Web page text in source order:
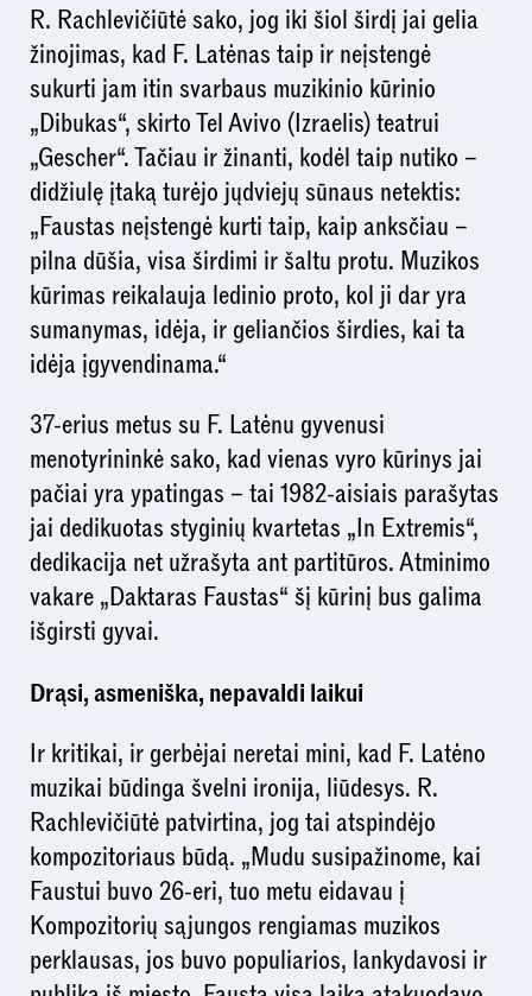
R. Rachlevičiūtė sako, jog iki šiol širdį jai gelia
žinojimas, kad F. Latėnas taip ir neįstengė
sukurti jam itin svarbaus muzikinio kūrinio
„Dibukas“, skirto Tel Avivo (Izraelis) teatrui
„Gescher“. Tačiau ir žinanti, kodėl taip nutiko –
didžiulę įtaką turėjo jųdviejų sūnaus netektis:
„Faustas neįstengė kurti taip, kaip anksčiau –
pilna dūšia, visa širdimi ir šaltu protu. Muzikos
kūrimas reikalauja ledinio proto, kol ji dar yra
sumanymas, idėja, ir geliančios širdies, kai ta
idėja įgyvendinama.“
37-erius metus su F. Latėnu gyvenusi
menotyrininkė sako, kad vienas vyro kūrinys jai
pačiai yra ypatingas – tai 1982-aisiais parašytas
jai dedikuotas styginių kvartetas „In Extremis“,
dedikacija net užrašyta ant partitūros. Atminimo
vakare „Daktaras Faustas“ šį kūrinį bus galima
išgirsti gyvai.
Drąsi, asmeniška, nepavaldi laikui
Ir kritikai, ir gerbėjai neretai mini, kad F. Latėno
muzikai būdinga švelni ironija, liūdesys. R.
Rachlevičiūtė patvirtina, jog tai atspindėjo
kompozitoriaus būdą. „Mudu susipažinome, kai
Faustui buvo 26-eri, tuo metu eidavau į
Kompozitorių sąjungos rengiamas muzikos
perklausas, jos buvo populiarios, lankydavosi ir